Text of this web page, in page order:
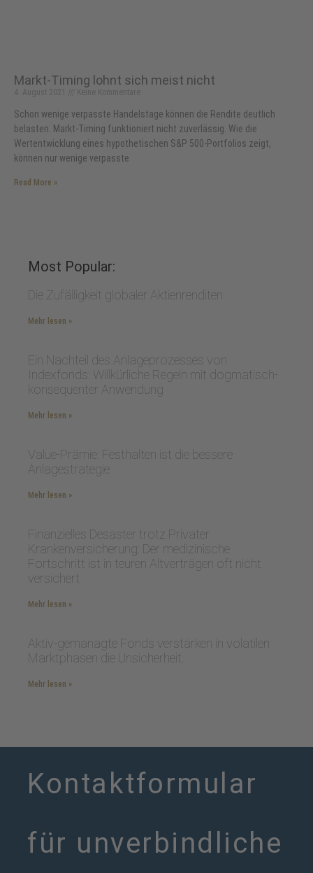
Markt-Timing lohnt sich meist nicht
4. August 2021 Keine Kommentare
Schon wenige verpasste Handelstage können die Rendite deutlich
belasten. Markt-Timing funktioniert nicht zuverlässig. Wie die
Wertentwicklung eines hypothetischen S&P 500-Portfolios zeigt,
können nur wenige verpasste
Read More »
Most Popular:
Die Zufälligkeit globaler Aktienrenditen
Mehr lesen »
Ein Nachteil des Anlageprozesses von
Indexfonds: Willkürliche Regeln mit dogmatisch-
konsequenter Anwendung
Mehr lesen »
Value-Prämie: Festhalten ist die bessere
Anlagestrategie
Mehr lesen »
Finanzielles Desaster trotz Privater
Krankenversicherung: Der medizinische
Fortschritt ist in teuren Altverträgen oft nicht
versichert
Mehr lesen »
Aktiv-gemanagte Fonds verstärken in volatilen
Marktphasen die Unsicherheit.
Mehr lesen »
Kontaktformular
für unverbindliche